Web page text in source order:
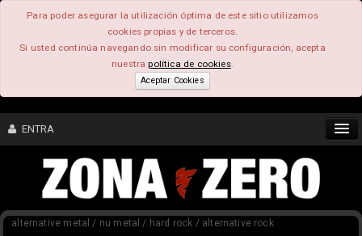
Para poder asegurar la utilización óptima de este sitio utilizamos
cookies propias y de terceros.
Si usted continúa navegando sin modificar su configuración, acepta
nuestrapolítica de cookies.
Aceptar Cookies
ENTRA
CONTENIDO
alternative metal / nu metal / hard rock / alternative rock